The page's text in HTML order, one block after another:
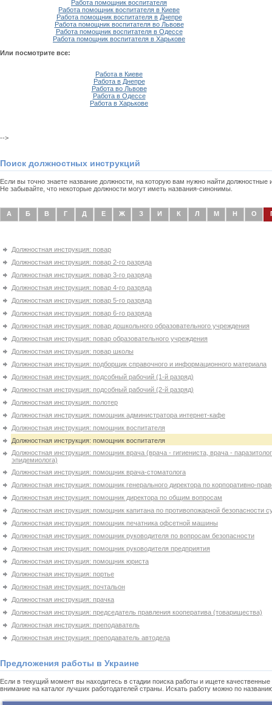
Работа помощник воспитателя
Работа помощник воспитателя в Киеве
Работа помощник воспитателя в Днепре
Работа помощник воспитателя во Львове
Работа помощник воспитателя в Одессе
Работа помощник воспитателя в Харькове
Или посмотрите все:
Работа в Киеве
Работа в Днепре
Работа во Львове
Работа в Одессе
Работа в Харькове
-->
Поиск должностных инструкций
Если вы точно знаете название должности, на которую вам нужно найти
Не забывайте, что некоторые должности могут иметь названия-синонимы.
А Б В Г Д Е Ж З И К Л М Н О
Должностная инструкция: повар
Должностная инструкция: повар 2-го разряда
Должностная инструкция: повар 3-го разряда
Должностная инструкция: повар 4-го разряда
Должностная инструкция: повар 5-го разряда
Должностная инструкция: повар 6-го разряда
Должностная инструкция: повар дошкольного образовательного учреждения
Должностная инструкция: повар образовательного учреждения
Должностная инструкция: повар школы
Должностная инструкция: подборщик справочного и информационного материала
Должностная инструкция: подсобный рабочий (1-й разряд)
Должностная инструкция: подсобный рабочий (2-й разряд)
Должностная инструкция: полотер
Должностная инструкция: помощник администратора интернет-кафе
Должностная инструкция: помощник воспитателя
Должностная инструкция: помощник воспитателя
Должностная инструкция: помощник врача (врача - гигиениста, врача -
эпидемиолога)
Должностная инструкция: помощник врача-стоматолога
Должностная инструкция: помощник генерального директора по корпоративно-
Должностная инструкция: помощник директора по общим вопросам
Должностная инструкция: помощник капитана по противопожарной безопасности
Должностная инструкция: помощник печатника офсетной машины
Должностная инструкция: помощник руководителя по вопросам безопасности
Должностная инструкция: помощник руководителя предприятия
Должностная инструкция: помощник юриста
Должностная инструкция: портье
Должностная инструкция: почтальон
Должностная инструкция: прачка
Должностная инструкция: председатель правления кооператива (товарищества)
Должностная инструкция: преподаватель
Должностная инструкция: преподаватель автодела
Предложения работы в Украине
Если в текущий момент вы находитесь в стадии поиска работы и ищете
внимание на каталог лучших работодателей страны. Искать работу можно по